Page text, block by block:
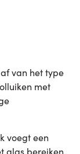
van het type
met
voegt een
glas bereiken.